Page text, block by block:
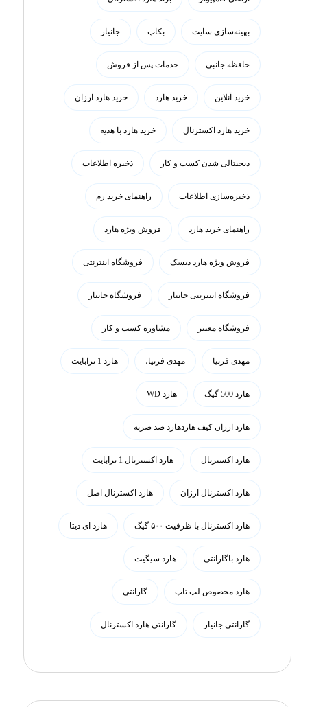
بهینه‌سازی سایت بکاپ جانیار
حافظه جانبی خدمات پس از فروش
خرید آنلاین خرید هارد خرید هارد ارزان
خرید هارد اکسترنال خرید هارد با هدیه
دیجیتالی شدن کسب و کار ذخیره اطلاعات
ذخیره‌سازی اطلاعات راهنمای خرید رم
راهنمای خرید هارد فروش ویژه هارد
فروش ویژه هارد دیسک فروشگاه اینترنتی
فروشگاه اینترنتی جانیار فروشگاه جانیار
فروشگاه معتبر مشاوره کسب و کار
مهدی فرنیا مهدی فرنیا، هارد 1 ترابایت
هارد 500 گیگ هارد WD
هارد ارزان کیف هاردهارد ضد ضربه
هارد اکسترنال هارد اکسترنال 1 ترابایت
هارد اکسترنال ارزان هارد اکسترنال اصل
هارد اکسترنال با ظرفیت ۵۰۰ گیگ هارد ای دیتا
هارد باگارانتی هارد سیگیت
هارد مخصوص لپ تاپ گارانتی
گارانتی جانیار گارانتی هارد اکسترنال